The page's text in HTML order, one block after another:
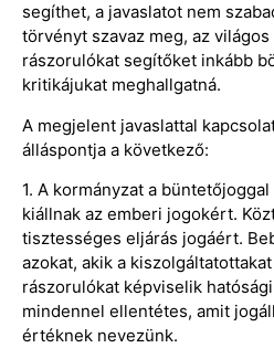
segíthet, a javaslatot nem
törvényt szavaz meg, az
rászorulókat segítőket inkább
kritikájukat meghallgatná.
A megjelent javaslattal
álláspontja a következő:
1. A kormányzat a
kiállnak az emberi jogokért.
tisztességes eljárás jogáért.
azokat, akik a
rászorulókat képviselik
mindennel ellentétes, amit
értéknek nevezünk.